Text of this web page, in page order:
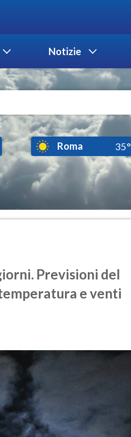
Notizie
Roma 35°
Previsioni del
e venti